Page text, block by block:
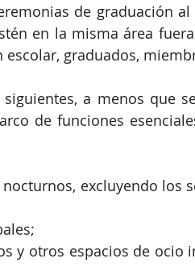
de graduación
en la misma área
graduados,
siguientes, a menos que
de funciones
nocturnos, excluyendo los
y otros espacios de